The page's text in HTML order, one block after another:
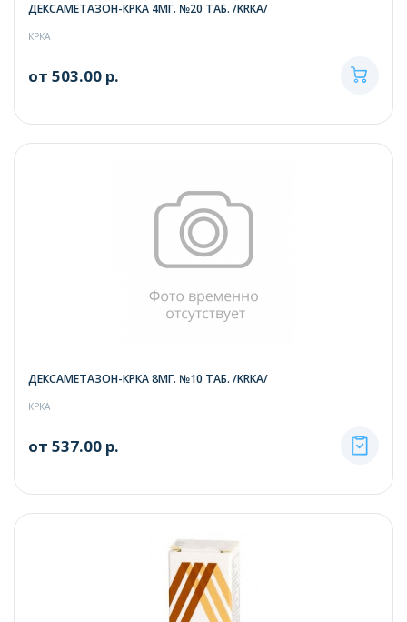
ДЕКСАМЕТАЗОН-КРКА 4МГ. №20 ТАБ. /KRKA/
КРКА
от 503.00 р.
ДЕКСАМЕТАЗОН-КРКА 8МГ. №10 ТАБ. /KRKA/
КРКА
от 537.00 р.